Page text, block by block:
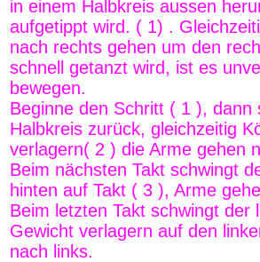
in einem Halbkreis aussen
aufgetippt wird. ( 1) .
nach rechts gehen um den
schnell getanzt wird, ist es
bewegen.
Beginne den Schritt ( 1 ),
Halbkreis zurück, gleichzeitig
verlagern( 2 ) die Arme gehen
Beim nächsten Takt schwingt
hinten auf Takt ( 3 ), Arme
Beim letzten Takt schwingt
Gewicht verlagern auf den
nach links.